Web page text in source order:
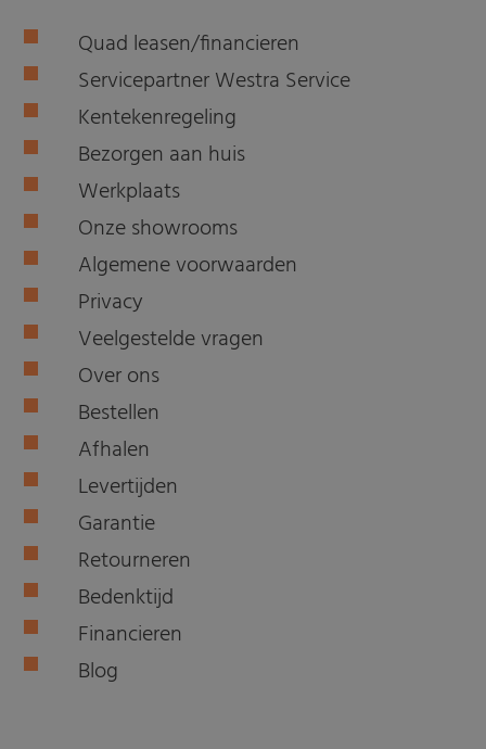
Quad leasen/financieren
Servicepartner Westra Service
Kentekenregeling
Bezorgen aan huis
Werkplaats
Onze showrooms
Algemene voorwaarden
Privacy
Veelgestelde vragen
Over ons
Bestellen
Afhalen
Levertijden
Garantie
Retourneren
Bedenktijd
Financieren
Blog